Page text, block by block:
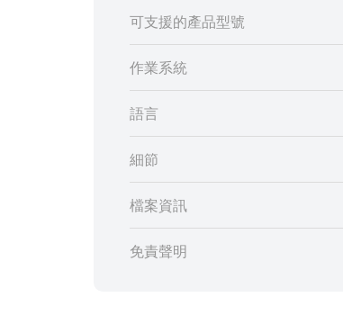
可支援的產品型號
作業系統
語言
細節
檔案資訊
免責聲明